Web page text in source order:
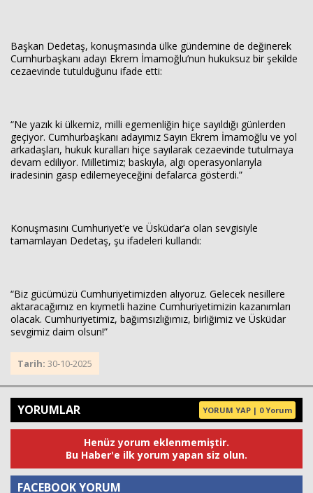
Başkan Dedetaş, konuşmasında ülke gündemine de değinerek
Cumhurbaşkanı adayı Ekrem İmamoğlu’nun hukuksuz bir şekilde
cezaevinde tutulduğunu ifade etti:
“Ne yazık ki ülkemiz, milli egemenliğin hiçe sayıldığı günlerden
geçiyor. Cumhurbaşkanı adayımız Sayın Ekrem İmamoğlu ve yol
arkadaşları, hukuk kuralları hiçe sayılarak cezaevinde tutulmaya
devam ediliyor. Milletimiz; baskıyla, algı operasyonlarıyla
iradesinin gasp edilemeyeceğini defalarca gösterdi.”
Konuşmasını Cumhuriyet’e ve Üsküdar’a olan sevgisiyle
tamamlayan Dedetaş, şu ifadeleri kullandı:
“Biz gücümüzü Cumhuriyetimizden alıyoruz. Gelecek nesillere
aktaracağımız en kıymetli hazine Cumhuriyetimizin kazanımları
olacak. Cumhuriyetimiz, bağımsızlığımız, birliğimiz ve Üsküdar
sevgimiz daim olsun!”
Tarih: 30-10-2025
YORUMLAR YORUM YAP | 0 Yorum
Henüz yorum eklenmemiştir.
Bu Haber'e ilk yorum yapan siz olun.
FACEBOOK YORUM